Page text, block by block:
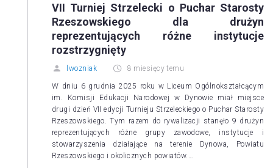
VII Turniej Strzelecki o Puchar Starosty
Rzeszowskiego dla drużyn
reprezentujących różne instytucje
rozstrzygnięty
lwozniak 8 miesięcy temu
W dniu 6 grudnia 2025 roku w Liceum Ogólnokształcącym
im. Komisji Edukacji Narodowej w Dynowie miał miejsce
drugi dzień VII edycji Turnieju Strzeleckiego o Puchar Starosty
Rzeszowskiego. Tym razem do rywalizacji stanęło 9 drużyn
reprezentujących różne grupy zawodowe, instytucje i
stowarzyszenia działające na terenie Dynowa, Powiatu
Rzeszowskiego i okolicznych powiatów.…